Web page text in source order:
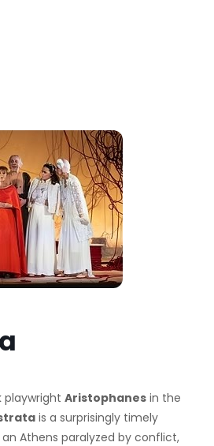
playwrightAristophanes in the
is a surprisingly timely
Athens paralyzed by conflict,